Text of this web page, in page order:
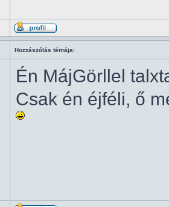
Hozzászólás témája:
Én MájGörllel
Csak én éjféli, ő